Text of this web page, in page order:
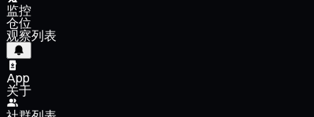
监控
仓位
观察列表
App
关于